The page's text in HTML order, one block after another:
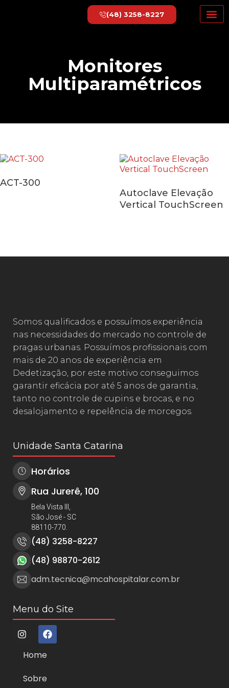
(48) 3258-8227
Monitores
Multiparamétricos
ACT-300
Autoclave Elevação
Vertical TouchScreen
Somos qualificados e possuímos experiência
nas necessidades do mercado no controle de
pragas urbanas. Possuímos profissionais com
mais de 20 anos de experiência em
Dedetização, por este motivo conseguimos
garantir eficácia por até 5 anos de garantia,
tanto no controle de cupins e brocas, e no
desalojamento e repelência de morcegos.
Unidade Santa Catarina
Horários
Rua Jurerê, 100
Bela Vista III,
São José - SC
88110-770.
(48) 3258-8227
(48) 98870-2612
adm.tecnica@mcahospitalar.com.br
Menu do Site
Home
Sobre